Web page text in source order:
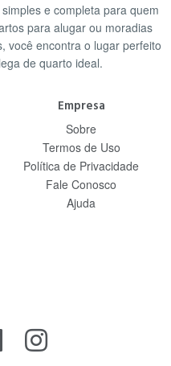
e completa para quem
para alugar ou moradias
você encontra o lugar perfeito
de quarto ideal.
Empresa
Sobre
Termos de Uso
Política de Privacidade
Fale Conosco
Ajuda